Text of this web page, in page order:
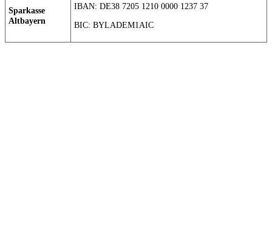
Sparkasse
Altbayern
IBAN: DE38 7205 1210 0000 1237 37
BIC: BYLADEM1AIC